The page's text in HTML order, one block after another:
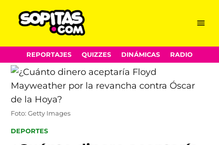
Skip
to
content
Menu
REPORTAJES QUIZZES DINÁMICAS RADIO
Foto: Getty Images
POSTED
DEPORTES